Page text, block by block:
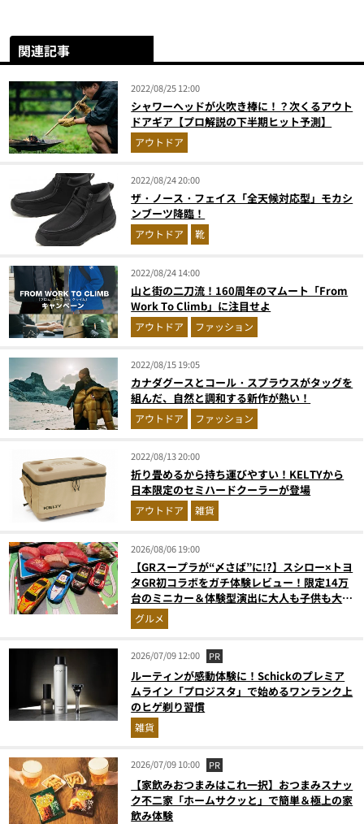
関連記事
2022/08/25 12:00
シャワーヘッドが火吹き棒に！？次くるアウト
ドアギア【プロ解説の下半期ヒット予測】
アウトドア
2022/08/24 20:00
ザ・ノース・フェイス「全天候対応型」モカシ
ンブーツ降臨！
アウトドア 靴
2022/08/24 14:00
山と街の二刀流！160周年のマムート「From
Work To Climb」に注目せよ
アウトドア ファッション
2022/08/15 19:05
カナダグースとコール・スプラウスがタッグを
組んだ、自然と調和する新作が熱い！
アウトドア ファッション
2022/08/13 20:00
折り畳めるから持ち運びやすい！KELTYから
日本限定のセミハードクーラーが登場
アウトドア 雑貨
2026/08/06 19:00
【GRスープラが“〆さば”に!?】スシロー×トヨ
タGR初コラボをガチ体験レビュー！限定14万
台のミニカー＆体験型演出に大人も子供も大興
奮間違いなし
グルメ
2026/07/09 12:00 PR
ルーティンが感動体験に！Schickのプレミア
ムライン「プロジスタ」で始めるワンランク上
のヒゲ剃り習慣
雑貨
2026/07/09 10:00 PR
【家飲みおつまみはこれ一択】おつまみスナッ
ク不二家「ホームサクッと」で簡単＆極上の家
飲み体験